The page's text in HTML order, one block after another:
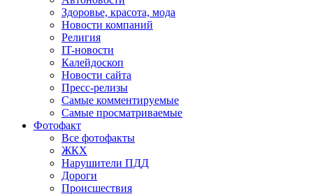
Здоровье, красота, мода
Новости компаний
Религия
IT-новости
Калейдоскоп
Новости сайта
Пресс-релизы
Самые комментируемые
Самые просматриваемые
Фотофакт
Все фотофакты
ЖКХ
Нарушители ПДД
Дороги
Происшествия